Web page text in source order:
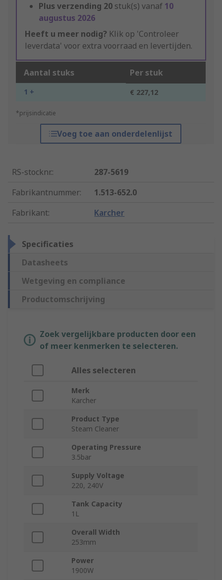
Plus verzending 20 stuk(s) vanaf 10
augustus 2026
Heeft u meer nodig? Klik op 'Controleer
leverdata' voor extra voorraad en levertijden.
Aantal stuks Per stuk
1 + € 227,12
*prijsindicatie
Voeg toe aan onderdelenlijst
RS-stocknr.:
287-5619
Fabrikantnummer:
1.513-652.0
Fabrikant: Karcher
Specificaties
Datasheets
Wetgeving en compliance
Productomschrijving
Zoek vergelijkbare producten door een
of meer kenmerken te selecteren.
Alles selecteren
Merk
Karcher
Product Type
Steam Cleaner
Operating Pressure
3.5bar
Supply Voltage
220, 240V
Tank Capacity
1L
Overall Width
253mm
Power
1900W